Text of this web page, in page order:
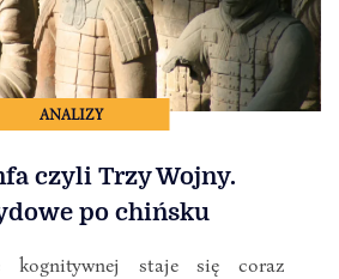
ANALIZY
czyli Trzy Wojny.
po chińsku
kognitywnej staje się coraz